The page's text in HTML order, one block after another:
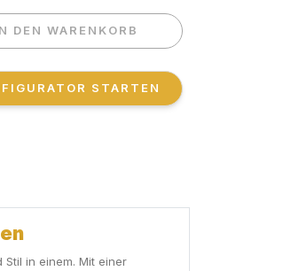
DEN WARENKORB
STARTEN
in einem. Mit einer